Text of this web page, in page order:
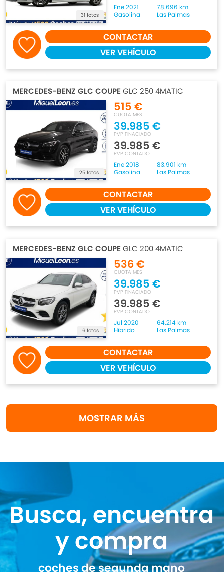
31 fotos
Ene 2021
78.696 km
Gasolina
Las Palmas
CONTACTAR
VER VEHÍCULO
MERCEDES-BENZ GLC COUPE GLC 250 4MATIC
25 fotos
515 €
CUOTA MES
39.985 €
PVP FINACIADO
39.985 €
PVP CONTADO
Ene 2018
83.901 km
Gasolina
Las Palmas
CONTACTAR
VER VEHÍCULO
MERCEDES-BENZ GLC COUPE GLC 200 4MATIC
6 fotos
536 €
CUOTA MES
39.985 €
PVP FINACIADO
39.985 €
PVP CONTADO
Jul 2020
64.214 km
Híbrido
Las Palmas
CONTACTAR
VER VEHÍCULO
MOSTRAR MÁS
Busca, encuentra
y compra
coches de segunda mano